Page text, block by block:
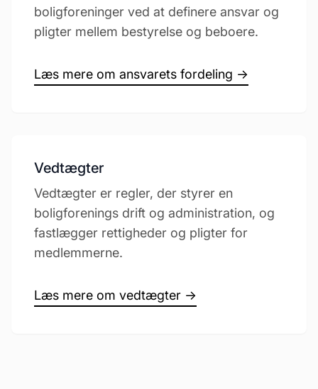
boligforeninger ved at definere ansvar og
pligter mellem bestyrelse og beboere.
Læs mere om ansvarets fordeling →
Vedtægter
Vedtægter er regler, der styrer en
boligforenings drift og administration, og
fastlægger rettigheder og pligter for
medlemmerne.
Læs mere om vedtægter →